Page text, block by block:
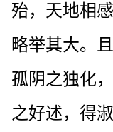
殆，天地相
略举其大。
孤阴之独化
之好述，得